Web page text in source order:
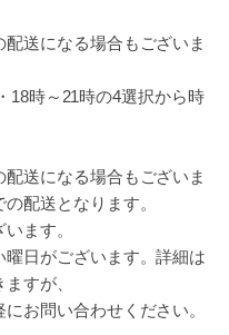
送になる場合もございま
18時～21時の4選択から時
送になる場合もございま
配送となります。
ます。
日がございます。詳細は
すが、
お問い合わせください。